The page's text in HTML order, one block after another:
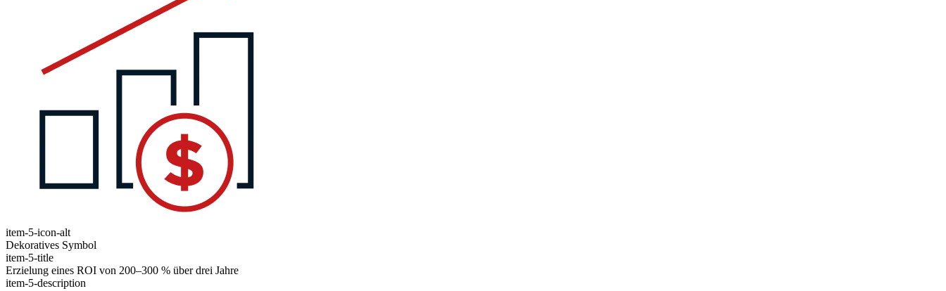
item-5-icon-alt
Dekoratives Symbol
item-5-title
Erzielung eines ROI von 200–300 % über drei Jahre
item-5-description